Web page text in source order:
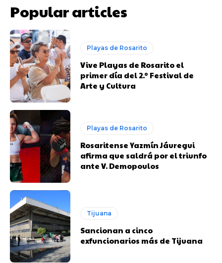
Popular articles
Playas de Rosarito
Vive Playas de Rosarito el
primer día del 2.º Festival de
Arte y Cultura
Playas de Rosarito
Rosaritense Yazmín Jáuregui
afirma que saldrá por el triunfo
ante V. Demopoulos
Tijuana
Sancionan a cinco
exfuncionarios más de Tijuana